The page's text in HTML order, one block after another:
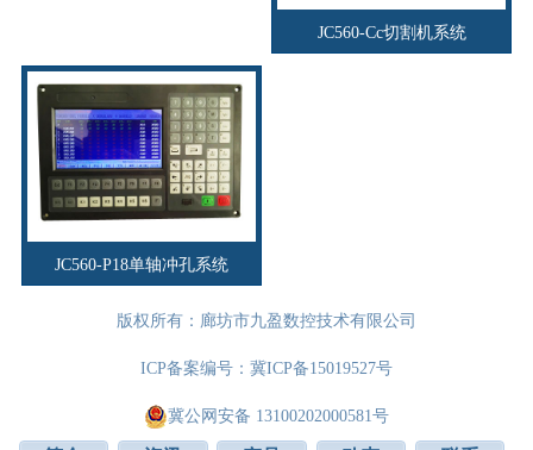
JC560-Cc切割机系统
JC560-P18单轴冲孔系统
版权所有：廊坊市九盈数控技术有限公司
ICP备案编号： 冀ICP备15019527号
冀公网安备 13100202000581号